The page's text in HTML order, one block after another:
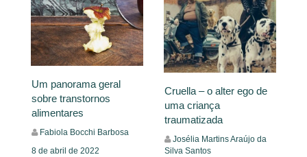
Um panorama geral
sobre transtornos
alimentares
Fabiola Bocchi Barbosa
8 de abril de 2022
Cruella – o alter ego de
uma criança
traumatizada
Josélia Martins Araújo da
Silva Santos